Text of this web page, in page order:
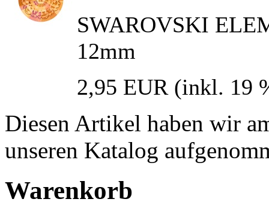
SWAROVSKI
12mm
2,95 EUR (inkl. 19
Diesen Artikel haben wir
unseren Katalog
Warenkorb